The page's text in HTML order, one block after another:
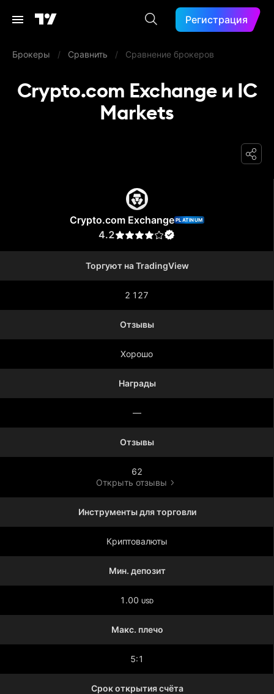
Регистрация
Брокеры / Сравнить / Сравнение брокеров
Crypto.com Exchange и IC
Markets
Crypto.com Exchange PLATINUM
4.2
Торгуют на TradingView
2 127
Отзывы
Хорошо
Награды
—
Отзывы
62
Открыть отзывы
Инструменты для торговли
Криптовалюты
Мин. депозит
1.00 USD
Макс. плечо
5:1
Срок открытия счёта